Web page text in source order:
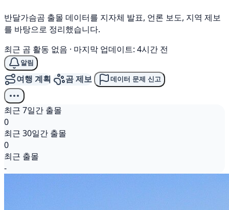
반달가슴곰 출몰 데이터를 지자체 발표, 언론 보도, 지역 제보
를 바탕으로 정리했습니다.
최근 곰 활동 없음 · 마지막 업데이트: 4시간 전
알림
여행 계획 곰 제보 데이터 문제 신고
최근 7일간 출몰
0
최근 30일간 출몰
0
최근 출몰
-